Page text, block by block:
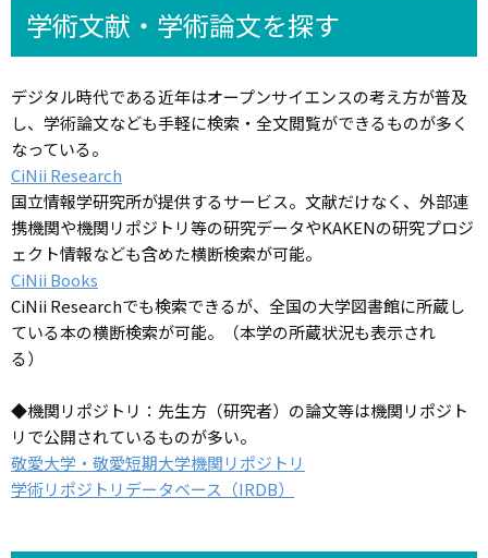
学術文献・学術論文を探す
デジタル時代である近年はオープンサイエンスの考え方が普及
し、学術論文なども手軽に検索・全文閲覧ができるものが多く
なっている。
CiNii Research
国立情報学研究所が提供するサービス。文献だけなく、外部連
携機関や機関リポジトリ等の研究データやKAKENの研究プロジ
ェクト情報なども含めた横断検索が可能。
CiNii Books
CiNii Researchでも検索できるが、全国の大学図書館に所蔵し
ている本の横断検索が可能。（本学の所蔵状況も表示され
る）
◆機関リポジトリ：先生方（研究者）の論文等は機関リポジト
リで公開されているものが多い。
敬愛大学・敬愛短期大学機関リポジトリ
学術リポジトリデータベース（IRDB）